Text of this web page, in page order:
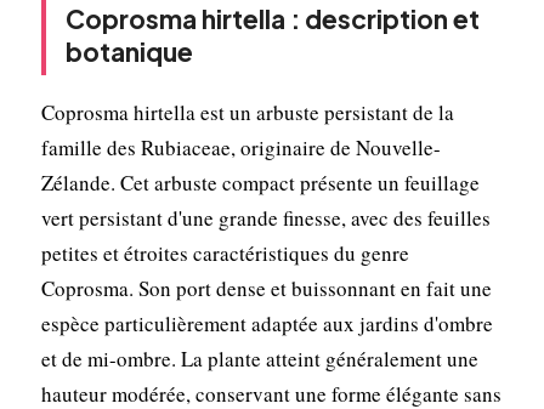
Coprosma hirtella : description et
botanique
Coprosma hirtella est un arbuste persistant de la
famille des Rubiaceae, originaire de Nouvelle-
Zélande. Cet arbuste compact présente un feuillage
vert persistant d'une grande finesse, avec des feuilles
petites et étroites caractéristiques du genre
Coprosma. Son port dense et buissonnant en fait une
espèce particulièrement adaptée aux jardins d'ombre
et de mi-ombre. La plante atteint généralement une
hauteur modérée, conservant une forme élégante sans